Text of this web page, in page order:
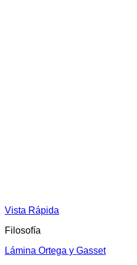
Vista Rápida
Filosofía
Lámina Ortega y Gasset